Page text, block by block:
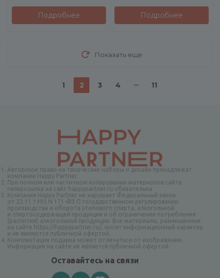
Подробнее Подробнее
Показать еще
1 2 3 4 11
Авторское право на творческие наборы и дизайн принадлежат
компании Happy Partner.
При полном или частичном копировании материалов сайта
гиперссылка на сайт happypartner.ru обязательна
Компания Happy Partner не нарушает Федеральный закон
от 22.11.1995 N 171-ФЗ О государственном регулировании
производства и оборота этилового спирта, алкогольной
и спиртосодержащей продукции и об ограничении потребления
(распития) алкогольной продукции. Все материалы, размещённые
на сайте https://happypartner.ru/, носят информационный характер
и не являются публичной офертой.
Комплектация подарка может отличаться от изображения.
Информация на сайте не является публичной офертой.
Оставайтесь на связи